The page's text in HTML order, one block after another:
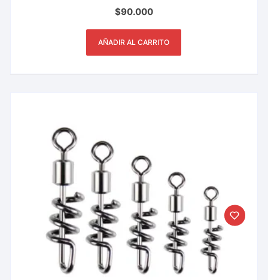
$90.000
AÑADIR AL CARRITO